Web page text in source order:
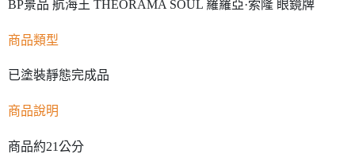
BP景品 航海王 THEORAMA SOUL 羅羅亞·索隆 眼鏡牌
商品類型
已塗裝靜態完成品
商品說明
商品約21公分